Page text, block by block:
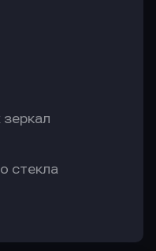
стекла